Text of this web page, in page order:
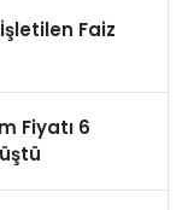
Faiz
Fiyatı 6